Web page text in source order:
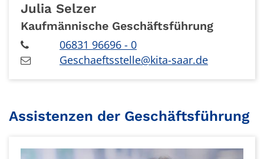
Julia Selzer
Kaufmännische Geschäftsführung
06831 96696 - 0
Geschaeftsstelle@kita-saar.de
Assistenzen der Geschäftsführung